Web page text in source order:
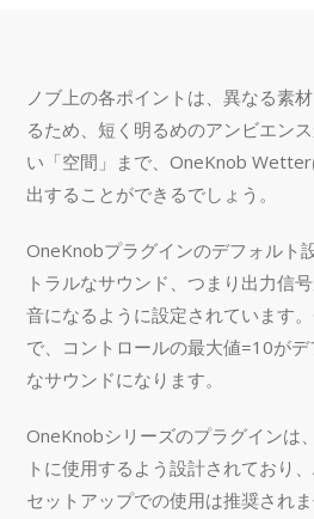
ノブ上の各ポイントは、異なる素
るため、短く明るめのアンビエン
い「空間」まで、OneKnob
出することができるでしょう。
OneKnobプラグインのデフォルト
トラルなサウンド、つまり出力信
音になるように設定されています
で、コントロールの最大値=10が
なサウンドになります。
OneKnobシリーズのプラグインは
トに使用するよう設計されており
セットアップでの使用は推奨されま